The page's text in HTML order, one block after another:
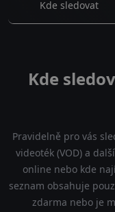
Kde sledovat
Kde
Pravidelně pro vás
videoték (VOD) a
online nebo kde
seznam obsahuje
zdarma nebo je